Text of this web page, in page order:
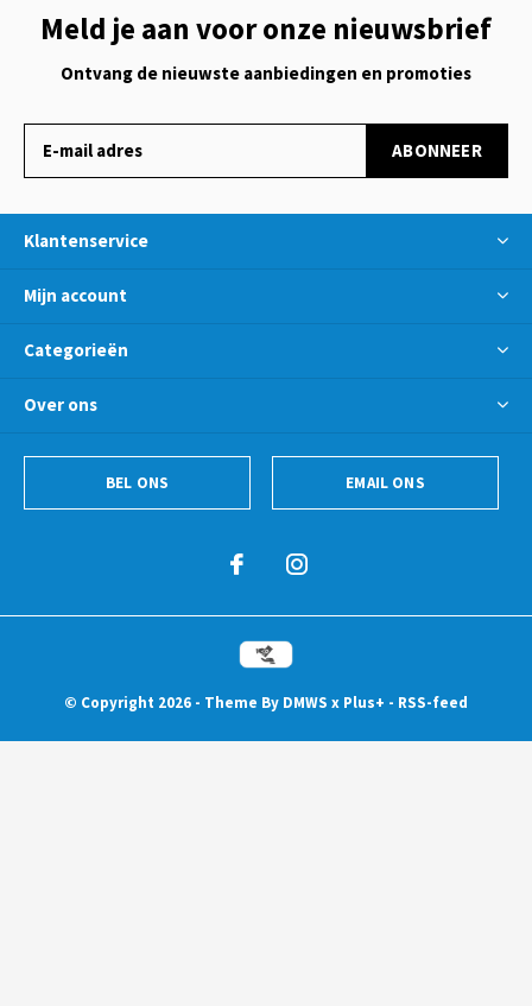
Meld je aan voor onze nieuwsbrief
Ontvang de nieuwste aanbiedingen en promoties
ABONNEER
Klantenservice
Mijn account
Categorieën
Over ons
BEL ONS EMAIL ONS
© Copyright 2026 - Theme By DMWS x Plus+ - RSS-feed